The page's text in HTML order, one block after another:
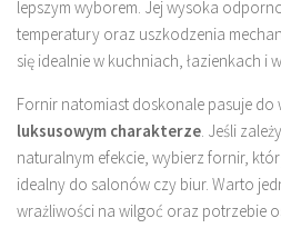
lepszym wyborem. Jej wysoka
temperatury oraz uszkodzenia
się idealnie w kuchniach, łazienkach i
Fornir natomiast doskonale pasuje do
luksusowym charakterze . Jeśli
naturalnym efekcie, wybierz fornir,
idealny do salonów czy biur. Warto
wrażliwości na wilgoć oraz potrzebie